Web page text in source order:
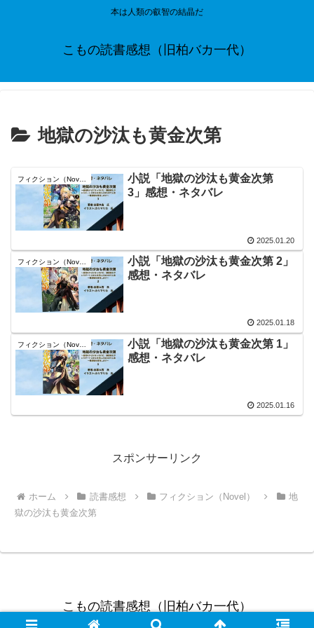
本は人類の叡智の結晶だ
こもの読書感想（旧柏バカ一代）
地獄の沙汰も黄金次第
フィクション（Novel）
小説「地獄の沙汰も黄金次第
3」感想・ネタバレ
2025.01.20
小説「地獄の沙汰も黄金次第 2」
感想・ネタバレ
2025.01.18
小説「地獄の沙汰も黄金次第 1」
感想・ネタバレ
2025.01.16
スポンサーリンク
ホーム 読書感想 フィクション（Novel）
地
獄の沙汰も黄金次第
こもの読書感想（旧柏バカ一代）